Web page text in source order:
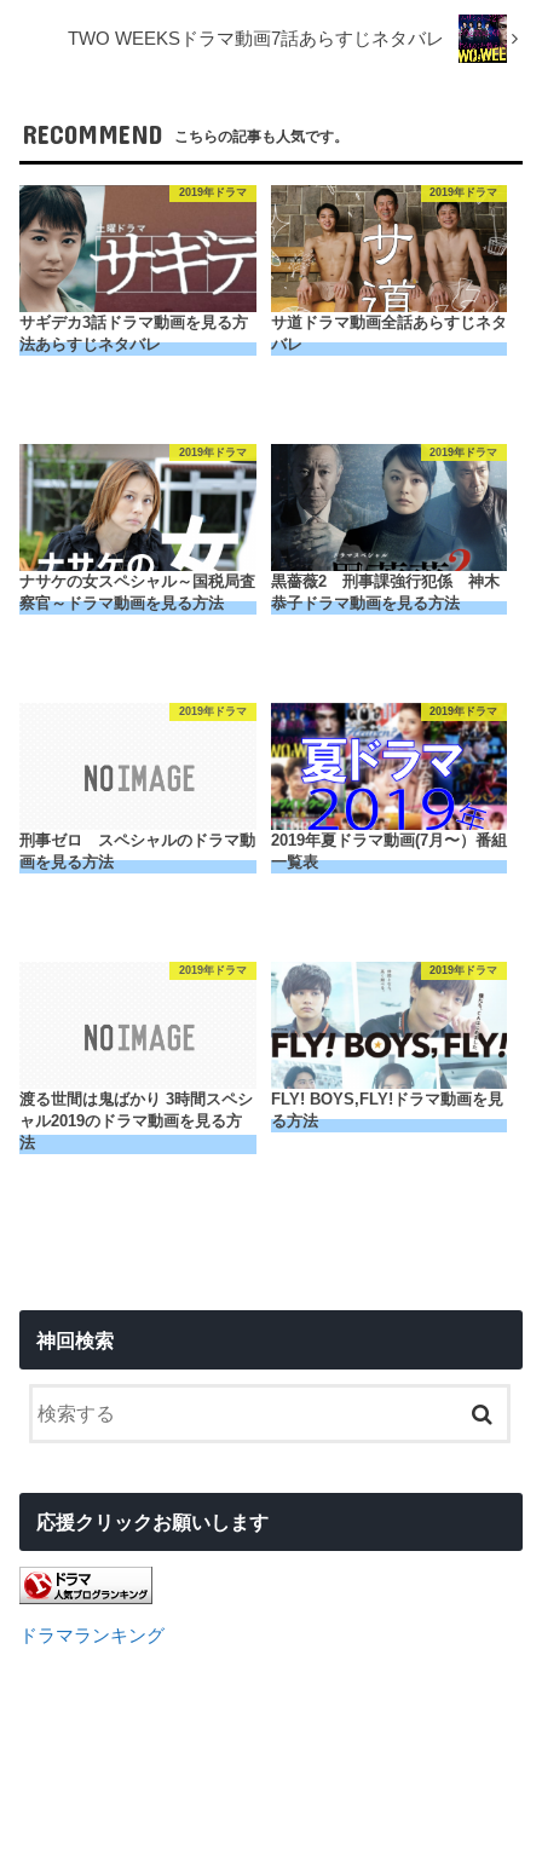
TWO WEEKSドラマ動画7話あらすじネタバレ
RECOMMEND こちらの記事も人気です。
2019年ドラマ
サギデカ3話ドラマ動画を見る方
法あらすじネタバレ
2019年ドラマ
サ道ドラマ動画全話あらすじネタ
バレ
2019年ドラマ
ナサケの女スペシャル～国税局査
察官～ドラマ動画を見る方法
2019年ドラマ
黒薔薇2 刑事課強行犯係 神木
恭子ドラマ動画を見る方法
2019年ドラマ
刑事ゼロ スペシャルのドラマ動
画を見る方法
2019年ドラマ
2019年夏ドラマ動画(7月〜）番組
一覧表
2019年ドラマ
渡る世間は鬼ばかり 3時間スペシ
ャル2019のドラマ動画を見る方
法
2019年ドラマ
FLY! BOYS,FLY!ドラマ動画を見
る方法
神回検索
応援クリックお願いします
ドラマランキング